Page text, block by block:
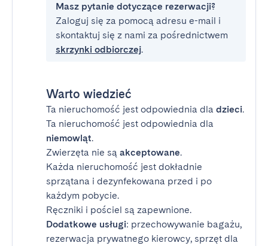
Masz pytanie dotyczące rezerwacji?
Zaloguj się za pomocą adresu e-mail i
skontaktuj się z nami za pośrednictwem
skrzynki odbiorczej.
Warto wiedzieć
Ta nieruchomość jest odpowiednia dla dzieci.
Ta nieruchomość jest odpowiednia dla
niemowląt.
Zwierzęta nie są akceptowane.
Każda nieruchomość jest dokładnie
sprzątana i dezynfekowana przed i po
każdym pobycie.
Ręczniki i pościel są zapewnione.
Dodatkowe usługi: przechowywanie bagażu,
rezerwacja prywatnego kierowcy, sprzęt dla